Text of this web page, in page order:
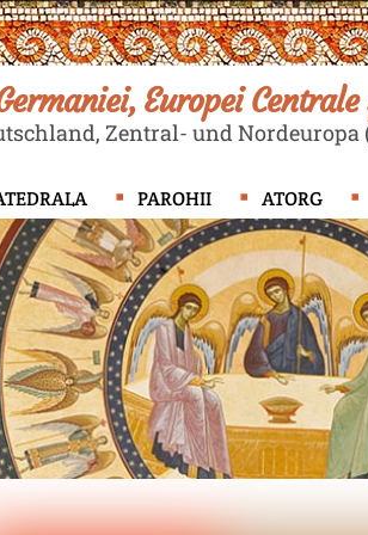
Europei Centrale
Zentral- und Nordeuropa
PAROHII ATORG